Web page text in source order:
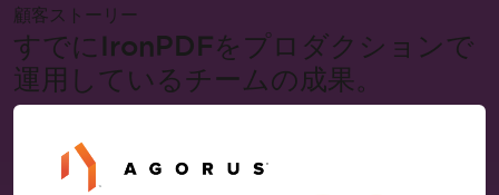
顧客ストーリー
すでにIronPDFをプロダクションで
運用しているチームの成果。